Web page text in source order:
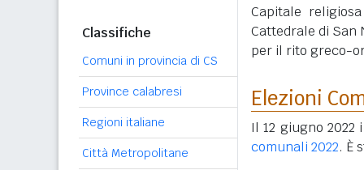
Classifiche
Comuni in provincia di CS
Province calabresi
Regioni italiane
Città Metropolitane
Capitale
Cattedrale di San
per il rito greco-
Elezioni
Il 12 giugno
comunali 2022. È